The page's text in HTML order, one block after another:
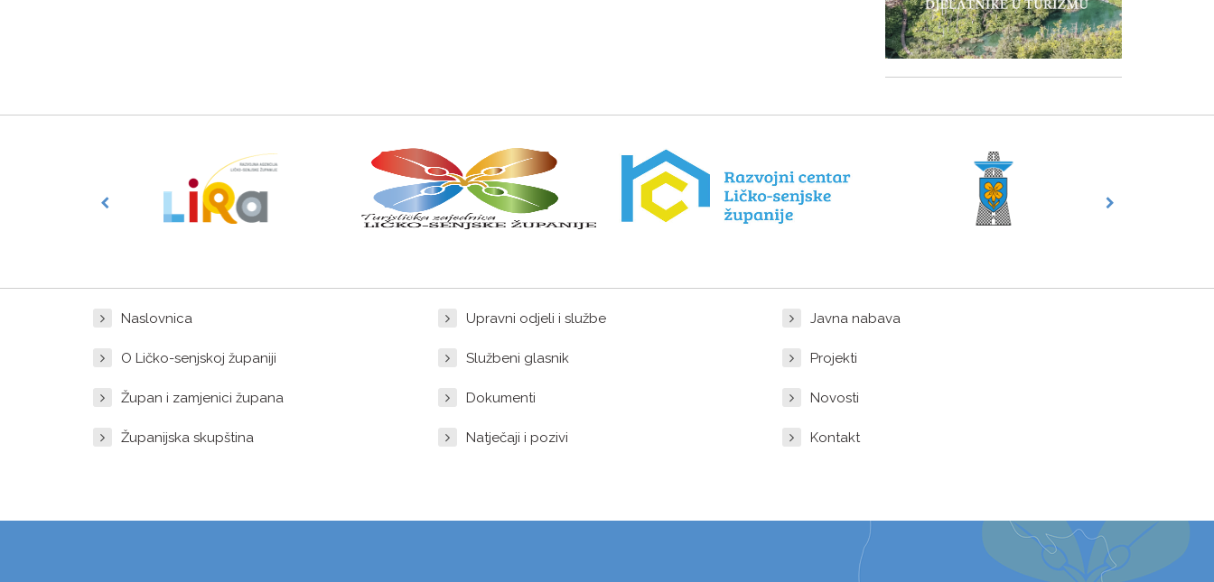
Naslovnica
O Ličko-senjskoj županiji
Župan i zamjenici župana
Županijska skupština
Upravni odjeli i službe
Službeni glasnik
Dokumenti
Natječaji i pozivi
Javna nabava
Projekti
Novosti
Kontakt